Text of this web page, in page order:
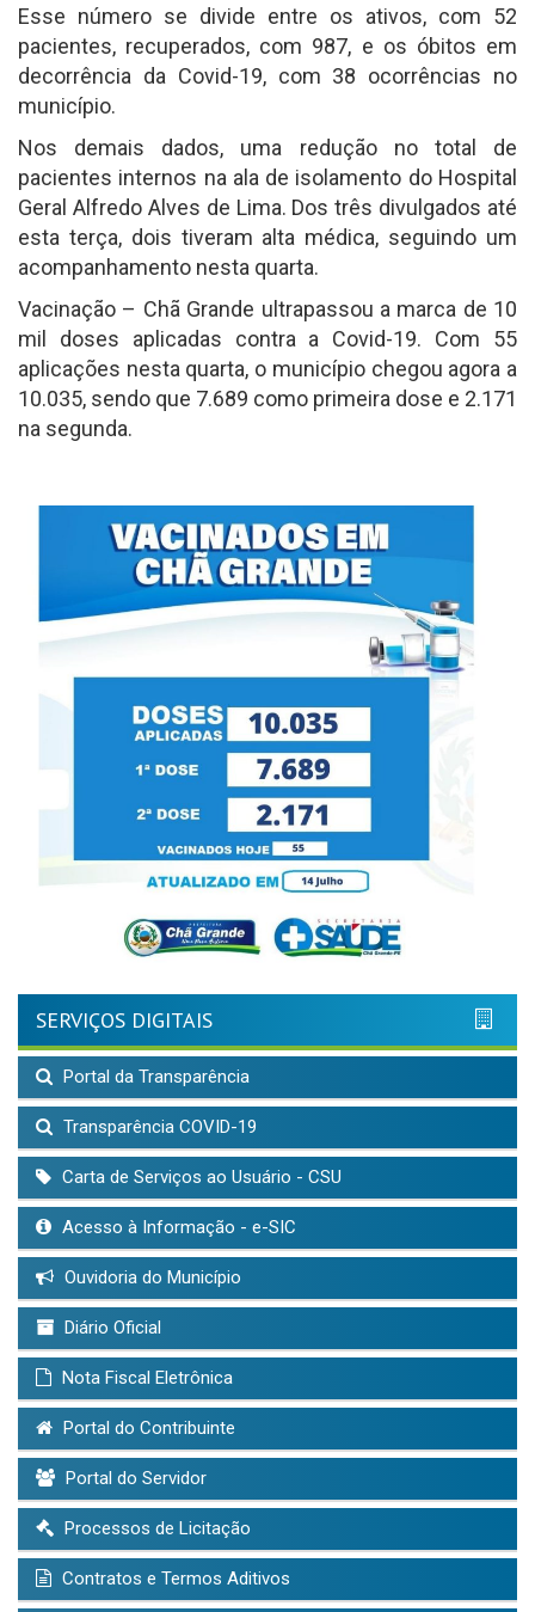
Esse número se divide entre os ativos, com 52
pacientes, recuperados, com 987, e os óbitos em
decorrência da Covid-19, com 38 ocorrências no
município.
Nos demais dados, uma redução no total de
pacientes internos na ala de isolamento do Hospital
Geral Alfredo Alves de Lima. Dos três divulgados até
esta terça, dois tiveram alta médica, seguindo um
acompanhamento nesta quarta.
Vacinação – Chã Grande ultrapassou a marca de 10
mil doses aplicadas contra a Covid-19. Com 55
aplicações nesta quarta, o município chegou agora a
10.035, sendo que 7.689 como primeira dose e 2.171
na segunda.
SERVIÇOS DIGITAIS
Portal da Transparência
Transparência COVID-19
Carta de Serviços ao Usuário - CSU
Acesso à Informação - e-SIC
Ouvidoria do Município
Diário Oficial
Nota Fiscal Eletrônica
Portal do Contribuinte
Portal do Servidor
Processos de Licitação
Contratos e Termos Aditivos